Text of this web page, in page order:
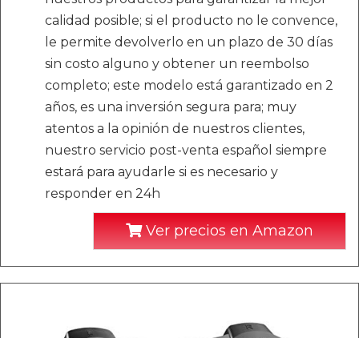
calidad posible; si el producto no le convence,
le permite devolverlo en un plazo de 30 días
sin costo alguno y obtener un reembolso
completo; este modelo está garantizado en 2
años, es una inversión segura para; muy
atentos a la opinión de nuestros clientes,
nuestro servicio post-venta español siempre
estará para ayudarle si es necesario y
responder en 24h
Ver precios en Amazon